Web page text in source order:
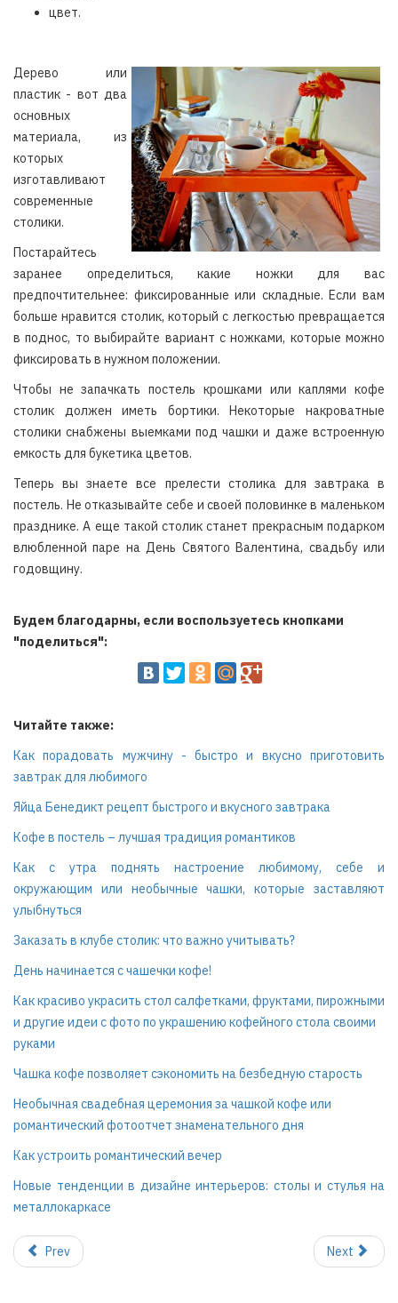
цвет.
Дерево или
пластик - вот два
основных
материала, из
которых
изготавливают
современные
столики.
Постарайтесь
заранее определиться, какие ножки для вас
предпочтительнее: фиксированные или складные. Если вам
больше нравится столик, который с легкостью превращается
в поднос, то выбирайте вариант с ножками, которые можно
фиксировать в нужном положении.
Чтобы не запачкать постель крошками или каплями кофе
столик должен иметь бортики. Некоторые накроватные
столики снабжены выемками под чашки и даже встроенную
емкость для букетика цветов.
Теперь вы знаете все прелести столика для завтрака в
постель. Не отказывайте себе и своей половинке в маленьком
празднике. А еще такой столик станет прекрасным подарком
влюбленной паре на День Святого Валентина, свадьбу или
годовщину.
Будем благодарны, если воспользуетесь кнопками
"поделиться":
Читайте также:
Как порадовать мужчину - быстро и вкусно приготовить
завтрак для любимого
Яйца Бенедикт рецепт быстрого и вкусного завтрака
Кофе в постель – лучшая традиция романтиков
Как с утра поднять настроение любимому, себе и
окружающим или необычные чашки, которые заставляют
улыбнуться
Заказать в клубе столик: что важно учитывать?
День начинается с чашечки кофе!
Как красиво украсить стол салфетками, фруктами, пирожными
и другие идеи с фото по украшению кофейного стола своими
руками
Чашка кофе позволяет сэкономить на безбедную старость
Необычная свадебная церемония за чашкой кофе или
романтический фотоотчет знаменательного дня
Как устроить романтический вечер
Новые тенденции в дизайне интерьеров: столы и стулья на
металлокаркасе
Prev Next